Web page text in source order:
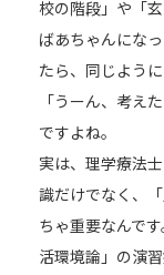
校の階段」や「
ばあちゃんにな
たら、同じよう
「うーん、考え
ですよね。
実は、理学療法
識だけでなく、
ちゃ重要なんで
活環境論」の演
各種書類